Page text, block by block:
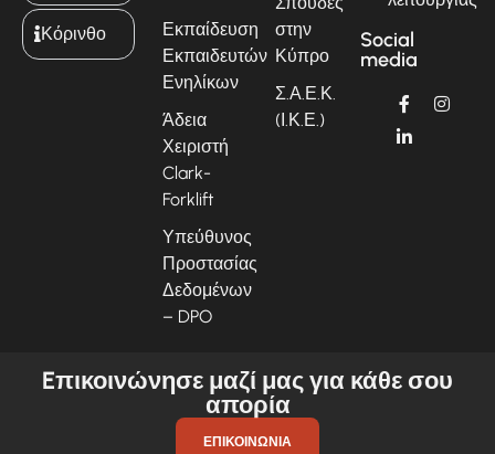
Κόρινθο
Εκπαίδευση
Εκπαιδευτών
Ενηλίκων
Άδεια
Χειριστή
Clark-
Forklift
Υπεύθυνος
Προστασίας
Δεδομένων
– DPO
στην
Κύπρο
Σ.Α.Ε.Κ.
(Ι.Κ.Ε.)
Social
media
Eπικοινώνησε μαζί μας για κάθε σου
απορία
ΕΠΙΚΟΙΝΩΝΊΑ